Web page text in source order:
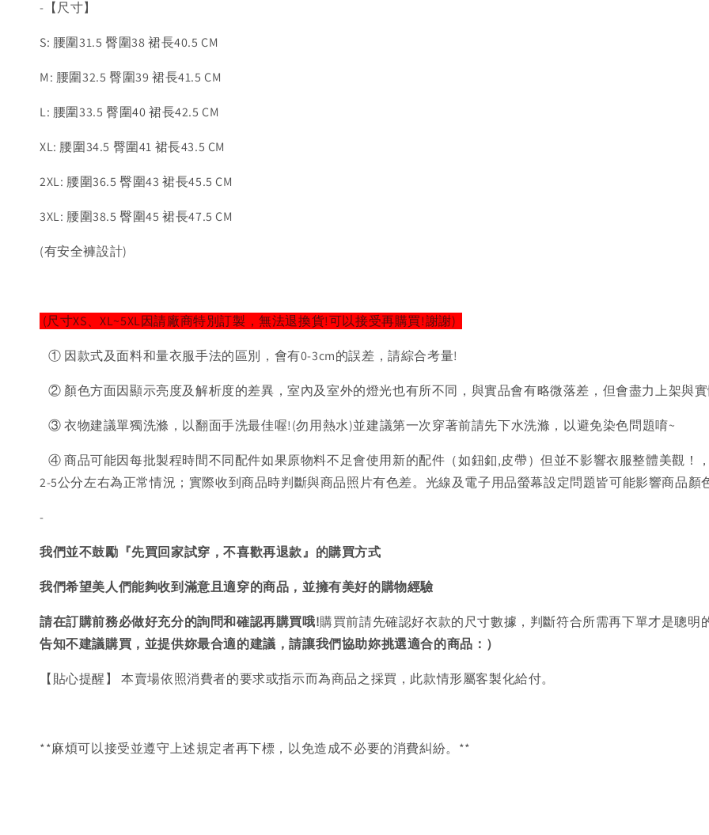
-【尺寸】
S: 腰圍31.5 臀圍38 裙長40.5 CM
M: 腰圍32.5 臀圍39 裙長41.5 CM
L: 腰圍33.5 臀圍40 裙長42.5 CM
XL: 腰圍34.5 臀圍41 裙長43.5 CM
2XL: 腰圍36.5 臀圍43 裙長45.5 CM
3XL: 腰圍38.5 臀圍45 裙長47.5 CM
(有安全褲設計)
(尺寸XS、XL~5XL因請廠商特別訂製，無法退換貨!可以接受再購買!謝謝)
① 因款式及面料和量衣服手法的區別，會有0-3cm的誤差，請綜合考量!
② 顏色方面因顯示亮度及解析度的差異，室內及室外的燈光也有所不同，與實品會有略微落差，但會盡力上架與實
③ 衣物建議單獨洗滌，以翻面手洗最佳喔!(勿用熱水)並建議第一次穿著前請先下水洗滌，以避免染色問題唷~
④ 商品可能因每批製程時間不同配件如果原物料不足會使用新的配件（如鈕釦,皮帶）但並不影響衣服整體美觀！
2-5公分左右為正常情況；實際收到商品時判斷與商品照片有色差。光線及電子用品螢幕設定問題皆可能影響商品顏
-
我們並不鼓勵『先買回家試穿，不喜歡再退款』的購買方式
我們希望美人們能夠收到滿意且適穿的商品，並擁有美好的購物經驗
請在訂購前務必做好充分的詢問和確認再購買哦!購買前請先確認好衣款的尺寸數據，判斷符合所需再下單才是聰明
告知不建議購買， 並提供妳最合適的建議，請讓我們協助妳挑選適合的商品：）
【貼心提醒】 本賣場依照消費者的要求或指示而為商品之採買，此款情形屬客製化給付。
**麻煩可以接受並遵守上述規定者再下標，以免造成不必要的消費糾紛。**